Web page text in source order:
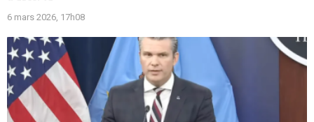
6 mars 2026, 17h08